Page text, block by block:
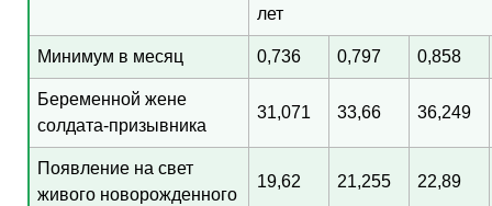
лет
Минимум в месяц 0,736 0,797 0,858
Беременной жене
солдата-призывника
31,071 33,66 36,249
Появление на свет
живого новорожденного
19,62 21,255 22,89